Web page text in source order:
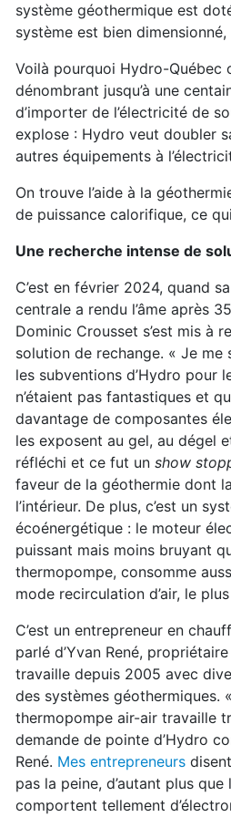
système géothermique est
système est bien
Voilà pourquoi Hydro-Québec
dénombrant jusqu’à une
d’importer de l’électricité de
explose : Hydro veut doubler
autres équipements à
On trouve l’aide à la
de puissance calorifique, ce
Une recherche intense de
C’est en février 2024, quand
centrale a rendu l’âme après
Dominic Crousset s’est mis à
solution de rechange. « Je me
les subventions d’Hydro pour
n’étaient pas fantastiques et
davantage de composantes
les exposent au gel, au dégel
réfléchi et ce fut un show
faveur de la géothermie dont
l’intérieur. De plus, c’est un
écoénergétique : le moteur
puissant mais moins bruyant
thermopompe, consomme
mode recirculation d’air, le
C’est un entrepreneur en
parlé d’Yvan René,
travaille depuis 2005 avec
des systèmes géothermiques.
thermopompe air-air travaille
demande de pointe d’Hydro
René. Mes entrepreneurs
pas la peine, d’autant plus
comportent tellement